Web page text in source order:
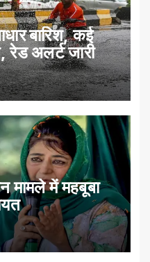
बारिश, कई
अलर्ट जारी
मामले में महबूबा